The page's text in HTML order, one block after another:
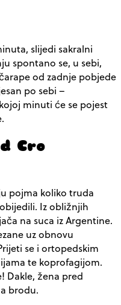
slijedi sakralni
spontano se, u sebi,
od zadnje pobjede
po sebi –
minuti će se pojest
Cro
pojma koliko truda
Iz obližnjih
na suca iz Argentine.
uz obnovu
se i ortopedskim
te koprofagijom.
Dakle, žena pred
brodu.